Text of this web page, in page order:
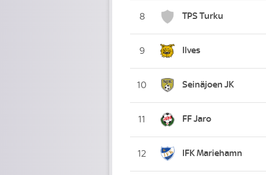
8 TPS Turku
9 Ilves
10 Seinäjoen JK
11 FF Jaro
12 IFK Mariehamn